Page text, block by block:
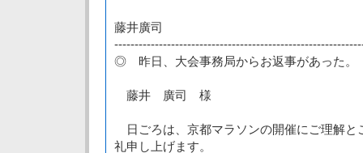
藤井廣司
◎ 昨日、大会事務局からお返事があった。
藤井 廣司 様
日ごろは、京都マラソンの開催にご理解と
礼申し上げます。